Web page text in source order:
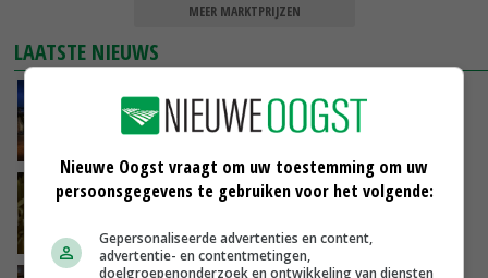
MEER MARKTPRIJZEN
LAATSTE NIEUWS
Nettowinst Royal A-ware onder druk ondanks
hogere omzet
Aandeel China in wereldwijde fritesexport
VANDAAG, 14:01
Nieuwe Oogst vraagt om uw toestemming om uw
persoonsgegevens te gebruiken voor het volgende:
Gepersonaliseerde advertenties en content,
advertentie- en contentmetingen,
doelgroepenonderzoek en ontwikkeling van diensten